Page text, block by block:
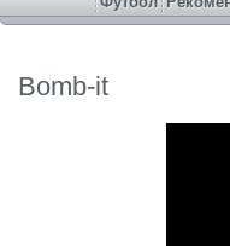
Bomb-it